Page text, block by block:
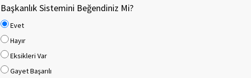
Başkanlık Sistemini Beğendiniz Mi?
Evet
Hayır
Eksikleri Var
Gayet Başarılı